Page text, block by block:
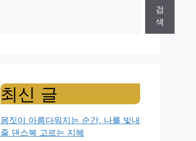
검
색
최신 글
몸짓이 아름다워지는 순간, 나를 빛내
줄 댄스복 고르는 지혜